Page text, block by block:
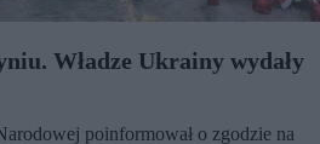
Władze Ukrainy wydały
poinformował o zgodzie na